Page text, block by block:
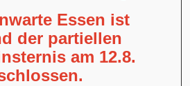
Essen ist
der partiellen
am 12.8.